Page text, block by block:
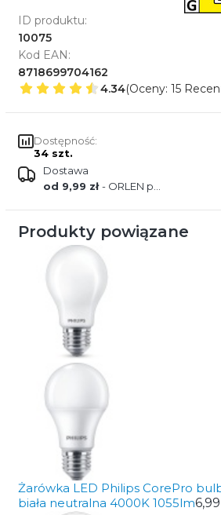
ID produktu:
10075
Kod EAN:
8718699704162
4.34(Oceny: 15
Dostępność:
34 szt.
Dostawa
od 9,99 zł- ORLEN paczka
Produkty powiązane
Żarówka LED Philips CorePro
biała neutralna 4000K 1055lm6,99